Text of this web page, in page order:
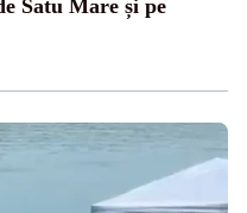
Satu Mare și pe